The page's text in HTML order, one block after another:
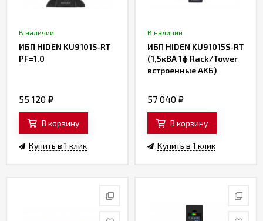
В наличии
ИБП HIDEN KU9101S-RT
PF=1.0
55 120 ₽
В корзину
Купить в 1 клик
В наличии
ИБП HIDEN KU91015S-RT
(1,5кВА 1ф Rack/Tower
встроенные АКБ)
57 040 ₽
В корзину
Купить в 1 клик